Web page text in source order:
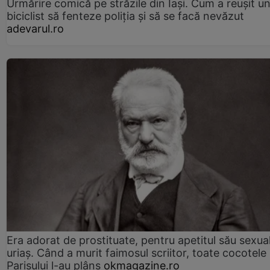
Urmărire comică pe străzile din Iași. Cum a reușit un
biciclist să fenteze poliția și să se facă nevăzut
adevarul.ro
Era adorat de prostituate, pentru apetitul său
uriaș. Când a murit faimosul scriitor, toate cocotele
Parisului l-au plâns okmagazine.ro